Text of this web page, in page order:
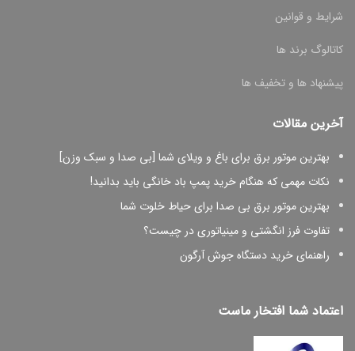
شرایط و قوانین
کاتالوگ برند ها
پیشنهاد ها و تخفیف ها
آخرین مقالات
بهترین موتور برق برای باغ و ویلای شما [بی صدا و سبک وزن]
نکات مهمی که هنگام خرید پمپ باد خانگی باید بدانید!
بهترین موتور برق بی صدا برای حیاط خلوت شما
تفاوت فرز انگشتی و مینیاتوری در چیست؟
راهنمای خرید دستگاه جوش آرگون
اعتماد شما افتخار ماست